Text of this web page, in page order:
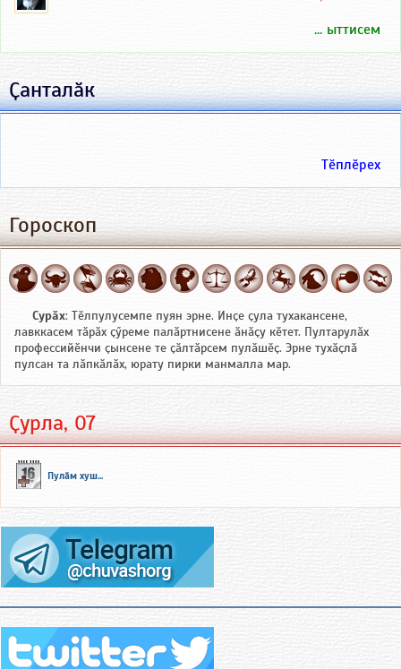
... ыттисем
Ҫанталӑк
Тӗплӗрех
Гороскоп
Сурӑх: Тӗлпулусемпе пуян эрне. Инҫе ҫула тухакансене,
лавккасем тӑрӑх ҫӳреме палӑртнисене ӑнӑҫу кӗтет. Пултарулӑх
профессийӗнчи ҫынсене те ҫӑлтӑрсем пулӑшӗҫ. Эрне тухӑҫлӑ
пулсан та лӑпкӑлӑх, юрату пирки манмалла мар.
Ҫурла, 07
Пулӑм хуш...